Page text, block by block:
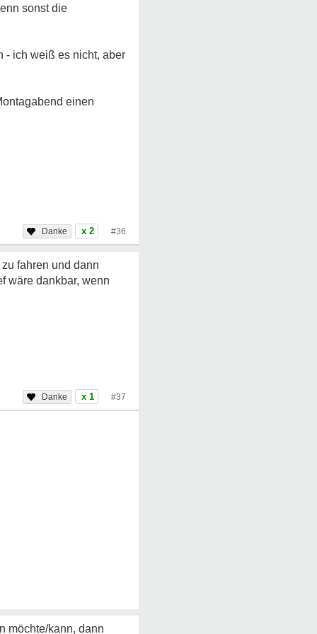
sonst die
- ich weiß es nicht, aber
einen
x 2 #36
fahren und dann
wäre dankbar, wenn
x 1 #37
möchte/kann, dann